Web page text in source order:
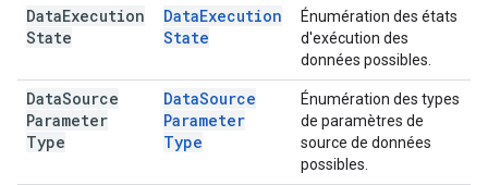
DataExecution
State
DataExecution
State
Énumération des états
d'exécution des
données possibles.
DataSource
Parameter
Type
DataSource
Parameter
Type
Énumération des types
de paramètres de
source de données
possibles.